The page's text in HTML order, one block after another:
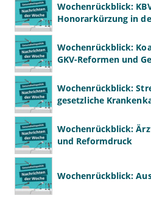
Wochenrückblick:
Honorarkürzung in
Wochenrückblick:
GKV-Reformen und
Wochenrückblick:
gesetzliche
Wochenrückblick:
und Reformdruck
Wochenrückblick: